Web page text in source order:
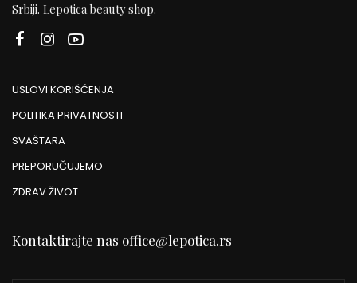
Srbiji. Lepotica beauty shop.
USLOVI KORIŠĆENJA
POLITIKA PRIVATNOSTI
SVAŠTARA
PREPORUČUJEMO
ZDRAV ŽIVOT
Kontaktirajte nas office@lepotica.rs